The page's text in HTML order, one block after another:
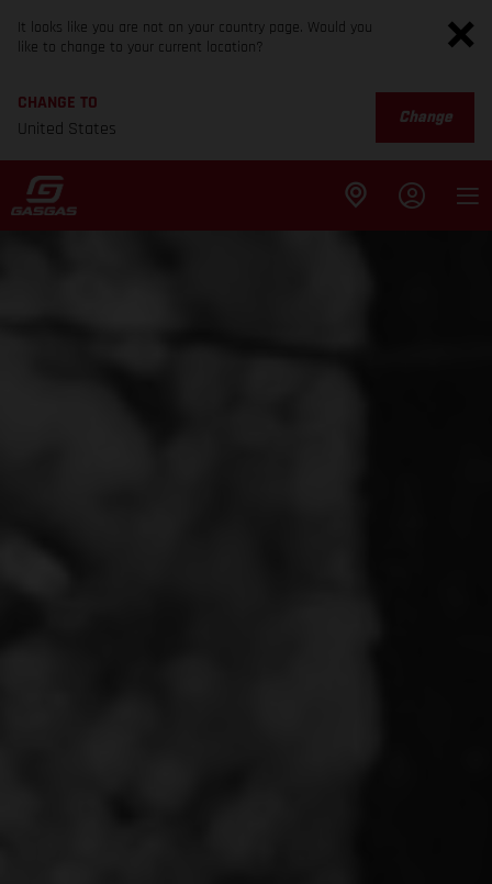
It looks like you are not on your country page. Would you
like to change to your current location?
CHANGE TO
United States
Change